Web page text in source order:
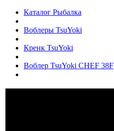
Каталог Рыбалка
Воблеры TsuYoki
Кренк TsuYoki
Воблер TsuYoki CHEF 38F